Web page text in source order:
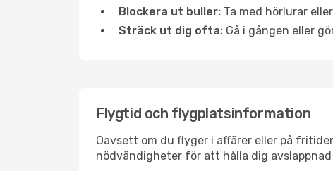
Blockera ut buller: Ta med hörlurar
Sträck ut dig ofta: Gå i gången eller
Flygtid och flygplatsinformation
Oavsett om du flyger i affärer eller på
nödvändigheter för att hålla dig